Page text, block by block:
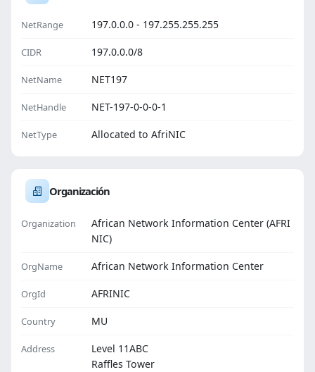
NetRange 197.0.0.0 - 197.255.255.255
CIDR 197.0.0.0/8
NetName NET197
NetHandle NET-197-0-0-0-1
NetType Allocated to AfriNIC
Organización
Organization
African Network Information Center (AFRI
NIC)
OrgName African Network Information Center
OrgId AFRINIC
Country MU
Address
Level 11ABC
Raffles Tower